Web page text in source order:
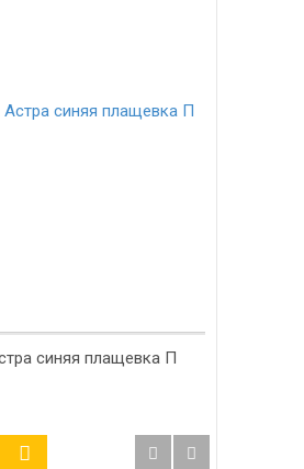
синяя плащевка П